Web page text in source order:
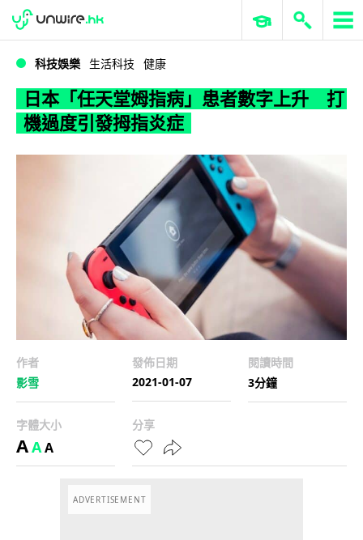
WWDC 2026 ERP 與商業 AI
科技娛樂 生活科技 健康
日本「任天堂姆指病」患者數字上升 打
機過度引發拇指炎症
作者
影雪
發佈日期
2021-01-07
閱讀時間
3分鐘
字體大小
AAA
分享
ADVERTISEMENT